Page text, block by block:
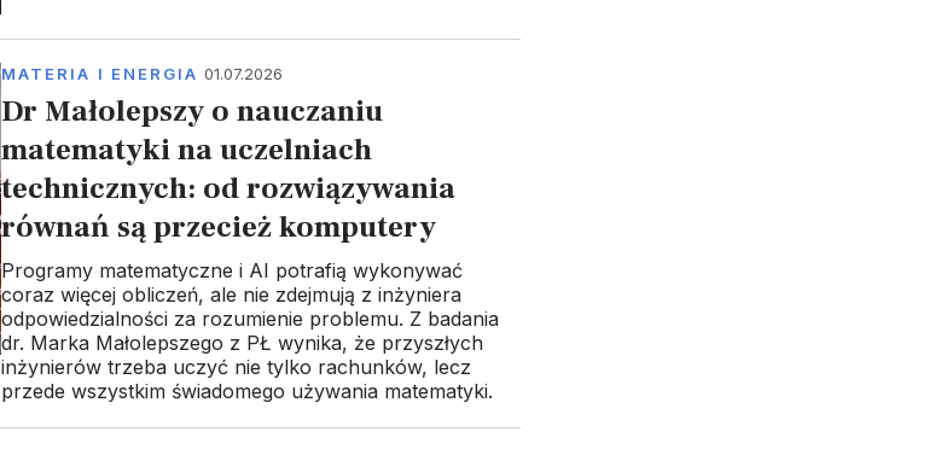
MATERIA I ENERGIA 01.07.2026
Dr Małolepszy o nauczaniu
matematyki na uczelniach
technicznych: od rozwiązywania
równań są przecież komputery
Programy matematyczne i AI potrafią wykonywać
coraz więcej obliczeń, ale nie zdejmują z inżyniera
odpowiedzialności za rozumienie problemu. Z badania
dr. Marka Małolepszego z PŁ wynika, że przyszłych
inżynierów trzeba uczyć nie tylko rachunków, lecz
przede wszystkim świadomego używania matematyki.